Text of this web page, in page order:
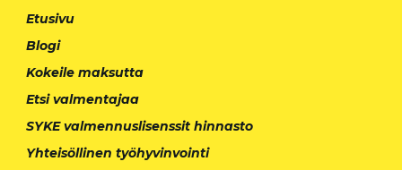
Etusivu
Blogi
Kokeile maksutta
Etsi valmentajaa
SYKE valmennuslisenssit hinnasto
Yhteisöllinen työhyvinvointi